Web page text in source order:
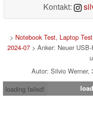
Kontakt:
> Notebook Test, Laptop
2024-07> Anker: Neuer USB-
Autor: Silvio Werner,
loading failed!